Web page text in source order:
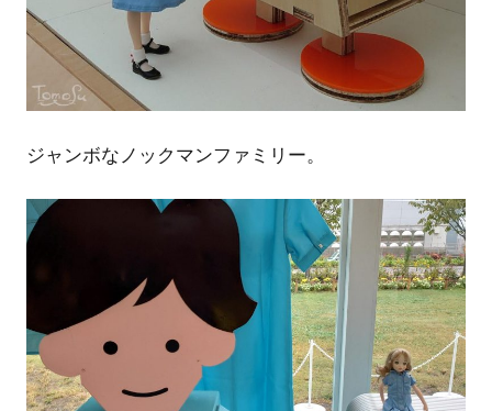
ジャンボなノックマンファミリー。